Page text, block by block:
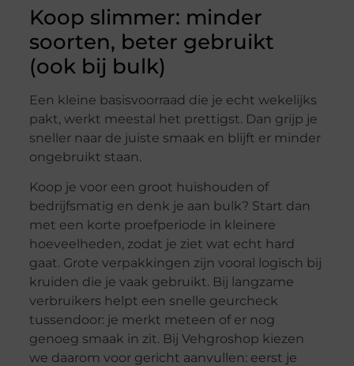
Koop slimmer: minder
soorten, beter gebruikt
(ook bij bulk)
Een kleine basisvoorraad die je echt wekelijks
pakt, werkt meestal het prettigst. Dan grijp je
sneller naar de juiste smaak en blijft er minder
ongebruikt staan.
Koop je voor een groot huishouden of
bedrijfsmatig en denk je aan bulk? Start dan
met een korte proefperiode in kleinere
hoeveelheden, zodat je ziet wat echt hard
gaat. Grote verpakkingen zijn vooral logisch bij
kruiden die je vaak gebruikt. Bij langzame
verbruikers helpt een snelle geurcheck
tussendoor: je merkt meteen of er nog
genoeg smaak in zit. Bij Vehgroshop kiezen
we daarom voor gericht aanvullen: eerst je